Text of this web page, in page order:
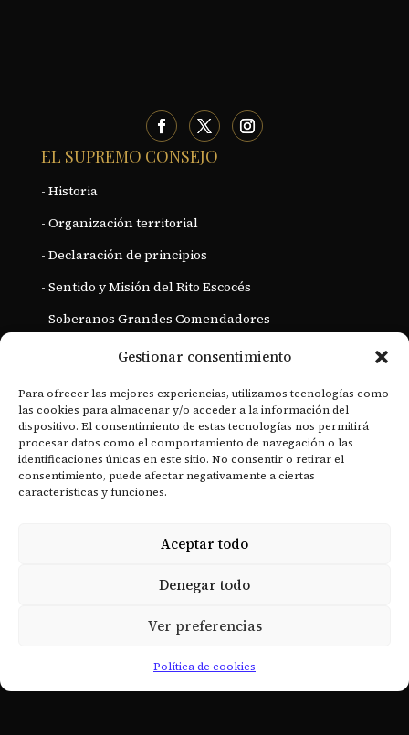
Gestionar consentimiento
Para ofrecer las mejores experiencias, utilizamos tecnologías como
las cookies para almacenar y/o acceder a la información del
dispositivo. El consentimiento de estas tecnologías nos permitirá
procesar datos como el comportamiento de navegación o las
identificaciones únicas en este sitio. No consentir o retirar el
consentimiento, puede afectar negativamente a ciertas
características y funciones.
Aceptar todo
Denegar todo
Ver preferencias
Política de cookies
EL SUPREMO CONSEJO
- Historia
- Organización territorial
- Declaración de principios
- Sentido y Misión del Rito Escocés
- Soberanos Grandes Comendadores
- Documentos Históricos
RECURSOS
- Revista Digital
- Academia de Estudios Masónicos
- Actualidad
- Política de cookies
- scg33esp@scg33esp.org